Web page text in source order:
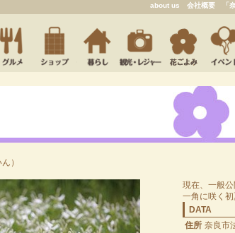
about us 会社概要 「
）
現在、一般
一角に咲く初
DATA
住所 奈良市